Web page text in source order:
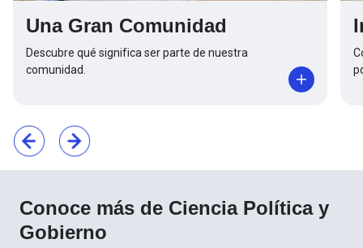
Una Gran Comunidad
Descubre qué significa ser parte de nuestra
comunidad.
Conoce más de Ciencia Política y
Gobierno